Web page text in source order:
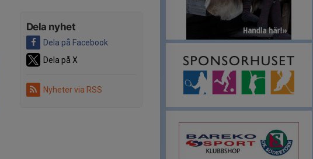
Dela nyhet
Dela på Facebook
Dela på X
Nyheter via RSS